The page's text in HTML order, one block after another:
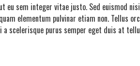
sem integer vitae justo. Sed euismod
elementum pulvinar etiam non. Tellus
scelerisque purus semper eget duis at